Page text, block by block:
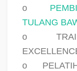
o
TULANG
o
o